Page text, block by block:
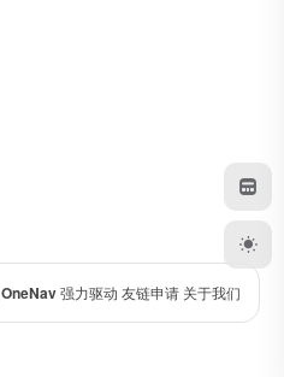
OneNav强力驱动 友链申请 关于我们